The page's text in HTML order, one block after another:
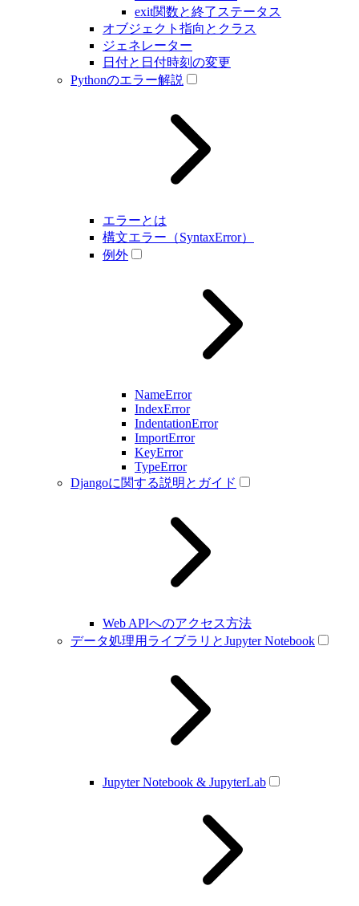
exit関数と終了ステータス
オブジェクト指向とクラス
ジェネレーター
日付と日付時刻の変更
Pythonのエラー解説
エラーとは
構文エラー（SyntaxError）
例外
NameError
IndexError
IndentationError
ImportError
KeyError
TypeError
Djangoに関する説明とガイド
Web APIへのアクセス方法
データ処理用ライブラリとJupyter Notebook
Jupyter Notebook & JupyterLab